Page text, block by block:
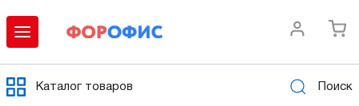
Каталог товаров Поиск